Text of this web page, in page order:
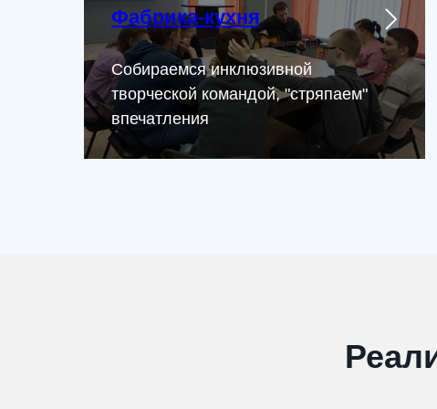
Фабрика-кухня
Собираемся инклюзивной
творческой командой, "стряпаем"
впечатления